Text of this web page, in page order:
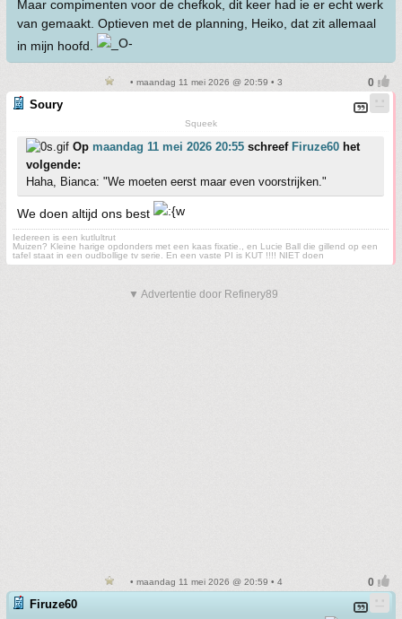
Maar compimenten voor de chefkok, dit keer had ie er echt werk
van gemaakt. Optieven met de planning, Heiko, dat zit allemaal
in mijn hoofd.
• maandag 11 mei 2026 @ 20:59 • 3
Soury
Squeek
Op maandag 11 mei 2026 20:55 schreef Firuze60 het
volgende:
Haha, Bianca: "We moeten eerst maar even voorstrijken."
We doen altijd ons best
Iedereen is een kutlultrut
Muizen? Kleine harige opdonders met een kaas fixatie., en Lucie Ball die gillend op een
tafel staat in een oudbollige tv serie. En een vaste PI is KUT !!!! NIET doen
▼ Advertentie door Refinery89
• maandag 11 mei 2026 @ 20:59 • 4
Firuze60